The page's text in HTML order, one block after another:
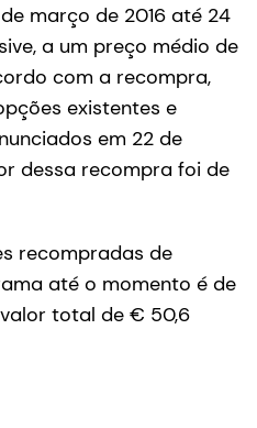
março de 2016 até 24
a um preço médio de
com a recompra,
existentes e
em 22 de
dessa recompra foi de
recompradas de
até o momento é de
valor total de € 50,6